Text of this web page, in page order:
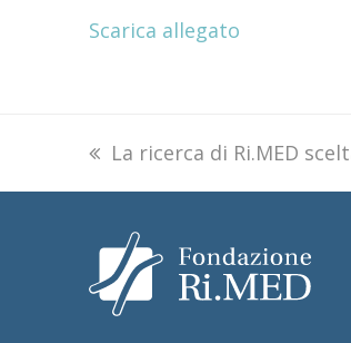
Scarica allegato
previous
post:
La ricerca di Ri.MED